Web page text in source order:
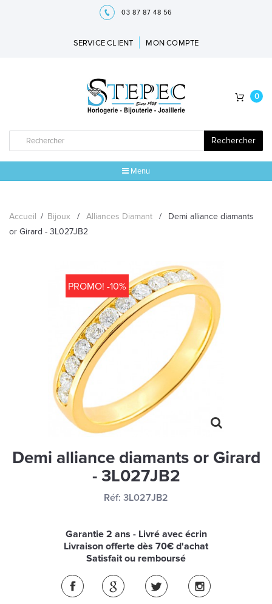
03 87 87 48 56
SERVICE CLIENT MON COMPTE
Rechercher
0
Menu
MONTRES
LES GEORGETTES
SWAROVSKI
BONNES AFFAIRES
CARTES CADEAUX
IDÉE CADEAUX
QUI SOMMES NOUS
Accueil / Bijoux / Alliances Diamant /
Demi alliance diamants
or Girard - 3L027JB2
PROMO! -10%
Demi alliance diamants or Girard
- 3L027JB2
Réf: 3L027JB2
Garantie 2 ans - Livré avec écrin
Livraison offerte dès 70€ d'achat
Satisfait ou remboursé